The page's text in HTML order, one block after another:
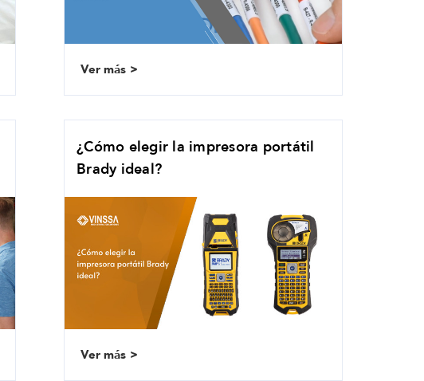
Ver más
¿Cómo elegir la impresora portátil
Brady ideal?
Ver más